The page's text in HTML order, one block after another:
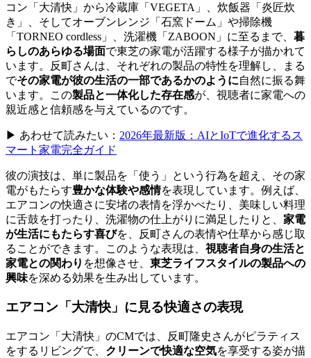
コン「大清快」から冷蔵庫「VEGETA」、炊飯器「炎匠炊
き」、そしてオーブンレンジ「石窯ドーム」や掃除機
「TORNEO cordless」、洗濯機「ZABOON」に至るまで、 暮
らしのあらゆる場面で東芝の家電が活躍する様子が描かれて
います。反町さんは、それぞれの製品の特性を理解し、まる
でその家電が彼の生活の一部であるかのように自然に振る舞
います。この製品と一体化した存在感が、視聴者に家電への
親近感と信頼感を与えているのです。
▶ あわせて読みたい： 2026年最新版：AIとIoTで進化するス
マート家電完全ガイド
彼の演技は、単に製品を「使う」という行為を超え、その家
電がもたらす豊かな体験や感情を表現しています。例えば、
エアコンの快適さに安堵の表情を浮かべたり、美味しい料理
に舌鼓を打ったり、洗濯物の仕上がりに満足したりと、 家電
が生活にもたらす喜びを、反町さんの表情や仕草から感じ取
ることができます。このような表現は、 視聴者自身の生活と
家電との関わり を想像させ、 東芝ライフスタイルの製品への
興味を深める効果を生み出しています。
エアコン「大清快」に見る快適さの表現
エアコン「大清快」のCMでは、反町隆史さんがピラティス
をするリビングで、 クリーンで快適な空気を享受する姿が描